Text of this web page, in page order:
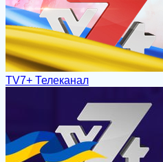
TV7+ Телеканал